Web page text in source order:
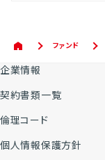
ファンド
企業情報
契約書類一覧
倫理コード
個人情報保護方針